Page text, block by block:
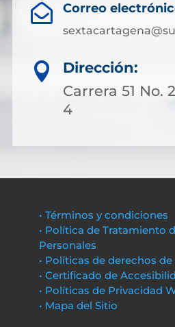
 Correo

Dirección:
Carrera 51 No.
4
• Términos y condiciones
• Política de Tratamiento
Personales
• Políticas de derechos
• Certificado de
• Políticas de Privacidad
• Mapa del Sitio